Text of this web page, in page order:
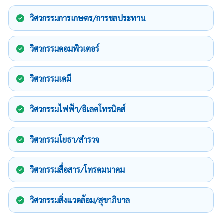
วิศวกรรมการเกษตร/การชลประทาน
วิศวกรรมคอมพิวเตอร์
วิศวกรรมเคมี
วิศวกรรมไฟฟ้า/อิเลคโทรนิคส์
วิศวกรรมโยธา/สำรวจ
วิศวกรรมสื่อสาร/โทรคมนาคม
วิศวกรรมสิ่งแวดล้อม/สุขาภิบาล